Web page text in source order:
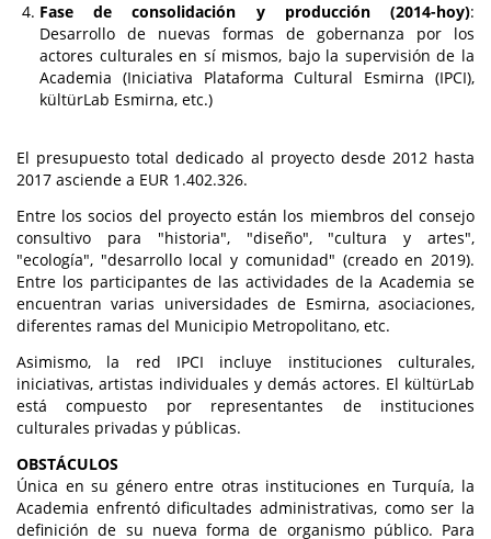
Fase de consolidación y producción (2014-hoy):
Desarrollo de nuevas formas de gobernanza por los
actores culturales en sí mismos, bajo la supervisión de la
Academia (Iniciativa Plataforma Cultural Esmirna (IPCI),
kültürLab Esmirna, etc.)
El presupuesto total dedicado al proyecto desde 2012 hasta
2017 asciende a EUR 1.402.326.
Entre los socios del proyecto están los miembros del consejo
consultivo para "historia", "diseño", "cultura y artes",
"ecología", "desarrollo local y comunidad" (creado en 2019).
Entre los participantes de las actividades de la Academia se
encuentran varias universidades de Esmirna, asociaciones,
diferentes ramas del Municipio Metropolitano, etc.
Asimismo, la red IPCI incluye instituciones culturales,
iniciativas, artistas individuales y demás actores. El kültürLab
está compuesto por representantes de instituciones
culturales privadas y públicas.
OBSTÁCULOS
Única en su género entre otras instituciones en Turquía, la
Academia enfrentó dificultades administrativas, como ser la
definición de su nueva forma de organismo público. Para